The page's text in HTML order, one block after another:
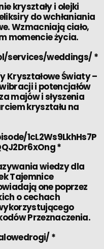
kryształy i olejki
do wchłaniania
Wzmacniają ciało,
momencie życia.
services/weddings/ *
Kryształowe Światy –
i potencjałów
majów i słyszenia
kryształu na
1cL2Ws9LkhHs7P
*
wiedzy dla
Tajemnice
one poprzez
o cechach
Przeznaczenia.
*